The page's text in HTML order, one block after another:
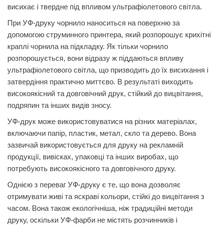
висихає і твердне під впливом ультрафіолетового світла.
При УФ-друку чорнило наноситься на поверхню за
допомогою струминного принтера, який розпорошує крихітні
краплі чорнила на підкладку. Як тільки чорнило
розпорошується, вони відразу ж піддаються впливу
ультрафіолетового світла, що призводить до їх висихання і
затвердіння практично миттєво. В результаті виходить
високоякісний та довговічний друк, стійкий до вицвітання,
подряпин та інших видів зносу.
УФ-друк може використовуватися на різних матеріалах,
включаючи папір, пластик, метал, скло та дерево. Вона
зазвичай використовується для друку на рекламній
продукції, вивісках, упаковці та інших виробах, що
потребують високоякісного та довговічного друку.
Однією з переваг УФ-друку є те, що вона дозволяє
отримувати живі та яскраві кольори, стійкі до вицвітання з
часом. Вона також екологічніша, ніж традиційні методи
друку, оскільки УФ-фарби не містять розчинників і